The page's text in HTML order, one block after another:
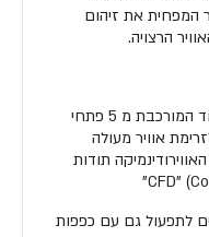
המפחית את זיהום
הרצויה.
מערכת אוורור יעילה במיוחד המורכבת מ 5 פתחי
לזרימת אוויר מעולה
תודות
לתפעול גם עם כפפות